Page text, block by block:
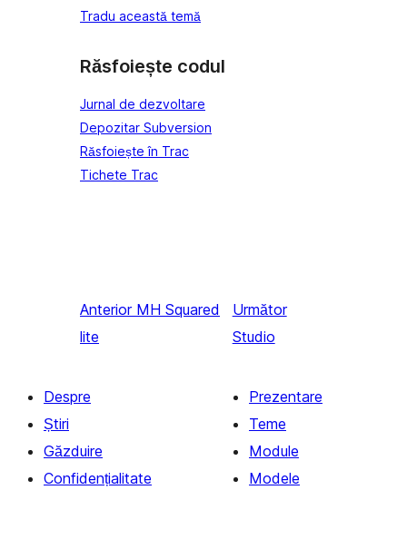
Tradu această temă
Răsfoiește codul
Jurnal de dezvoltare
Depozitar Subversion
Răsfoiește în Trac
Tichete Trac
Anterior MH Squared
lite
Următor
Studio
Despre
Știri
Găzduire
Confidențialitate
Prezentare
Teme
Module
Modele